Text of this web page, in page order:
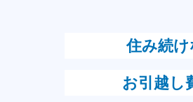
住み続け
お引越し